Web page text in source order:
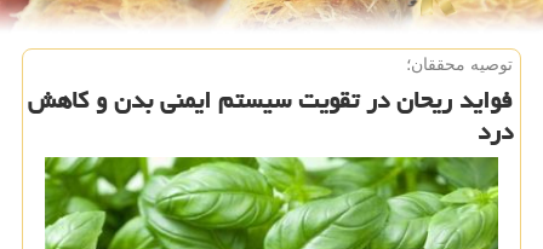
توصیه محققان؛
فواید ریحان در تقویت سیستم ایمنی بدن و کاهش
درد